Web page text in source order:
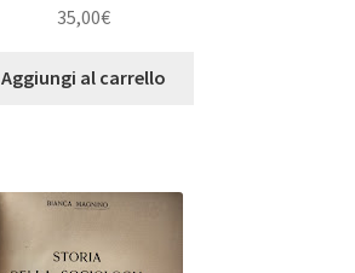
35,00€
Aggiungi al carrello